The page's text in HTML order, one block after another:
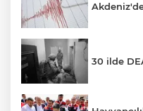
30 ilde